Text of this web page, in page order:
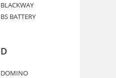
BLACKWAY
BS BATTERY
D
DOMINO